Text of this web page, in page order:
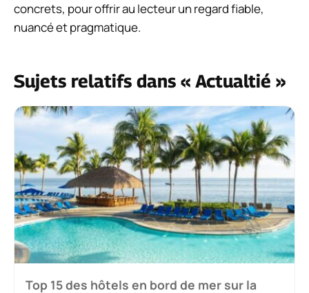
concrets, pour offrir au lecteur un regard fiable,
nuancé et pragmatique.
Sujets relatifs dans « Actualtié »
Top 15 des hôtels en bord de mer sur la